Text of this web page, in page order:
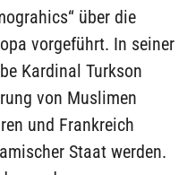
über die
vorgeführt. In seiner
Kardinal Turkson
von Muslimen
und Frankreich
Staat werden.